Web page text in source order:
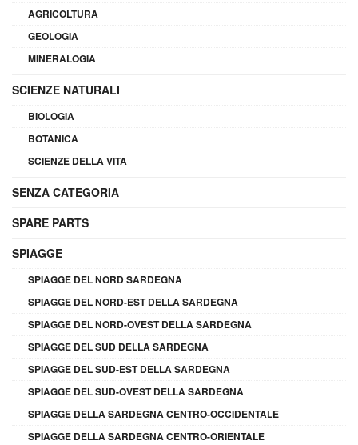
AGRICOLTURA
GEOLOGIA
MINERALOGIA
SCIENZE NATURALI
BIOLOGIA
BOTANICA
SCIENZE DELLA VITA
SENZA CATEGORIA
SPARE PARTS
SPIAGGE
SPIAGGE DEL NORD SARDEGNA
SPIAGGE DEL NORD-EST DELLA SARDEGNA
SPIAGGE DEL NORD-OVEST DELLA SARDEGNA
SPIAGGE DEL SUD DELLA SARDEGNA
SPIAGGE DEL SUD-EST DELLA SARDEGNA
SPIAGGE DEL SUD-OVEST DELLA SARDEGNA
SPIAGGE DELLA SARDEGNA CENTRO-OCCIDENTALE
SPIAGGE DELLA SARDEGNA CENTRO-ORIENTALE